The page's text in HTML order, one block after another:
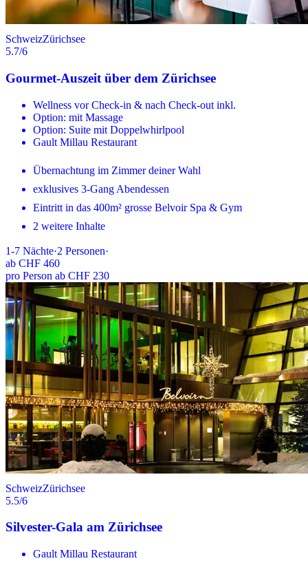
SchweizZürichsee
5.7/6
Gourmet-Auszeit über dem Zürichsee
Wellness vor Check-in & nach Check-out inkl.
Option: mit Massage
Option: Suite mit Doppelwhirlpool
Gault Millau Restaurant
Übernachtung im Zimmer deiner Wahl
exklusives 3-Gang Abendessen
Eintritt in das 400m² grosse Belvoir Spa & Gym
2 weitere Inhalte
1-7 Nächte·2 Personen·
ab CHF 460
pro Person ab CHF 230
SchweizZürichsee
5.5/6
Silvester-Gala am Zürichsee
Gault Millau Restaurant